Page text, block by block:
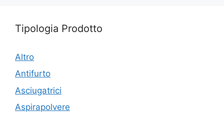
Tipologia Prodotto
Altro
Antifurto
Asciugatrici
Aspirapolvere